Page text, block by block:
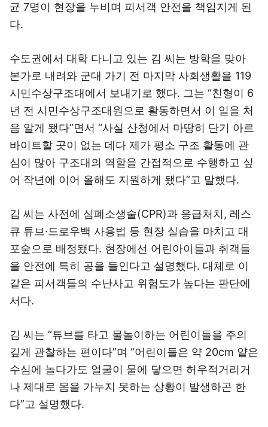
균 7명이 현장을 누비며 피서객 안전을 책임지게 된
다.
수도권에서 대학 다니고 있는 김 씨는 방학을 맞아
본가로 내려와 군대 가기 전 마지막 사회생활을 119
시민수상구조대에서 보내기로 했다. 그는 “친형이 6
년 전 시민수상구조대원으로 활동하면서 이 일을 처
음 알게 됐다”면서 “사실 산청에서 마땅히 단기 아르
바이트할 곳이 없는 데다 제가 평소 구조 활동에 관
심이 많아 구조대의 역할을 간접적으로 수행하고 싶
어 작년에 이어 올해도 지원하게 됐다”고 말했다.
김 씨는 사전에 심폐소생술(CPR)과 응급처치, 레스
큐 튜브·드로우백 사용법 등 현장 실습을 마치고 대
포숲으로 배정됐다. 현장에선 어린아이들과 취객들
을 안전에 특히 공을 들인다고 설명했다. 대체로 이
같은 피서객들의 수난사고 위험도가 높다는 판단에
서다.
김 씨는 “튜브를 타고 물놀이하는 어린이들을 주의
깊게 관찰하는 편이다”며 “어린이들은 약 20cm 얕은
수심에 놀다가도 얼굴이 물에 닿으면 허우적거리거
나 제대로 몸을 가누지 못하는 상황이 발생하곤 한
다”고 설명했다.